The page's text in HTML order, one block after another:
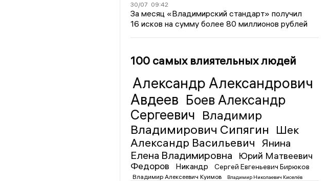
30/07 09:42
За месяц «Владимирский стандарт» получил
16 исков на сумму более 80 миллионов рублей
100 самых влиятельных людей
Александр Александрович
Авдеев Боев Александр
Сергеевич Владимир
Владимирович Сипягин Шек
Александр Васильевич
Янина
Елена Владимировна
Юрий Матвеевич
Федоров
Никандр Сергей Евгеньевич Бирюков
Владимир Алексеевич Куимов Владимир Николаевич Киселёв